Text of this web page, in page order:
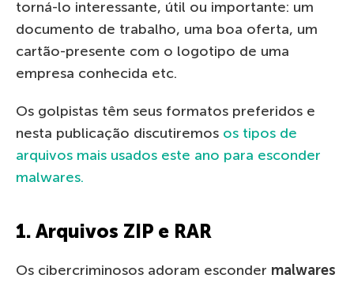
torná-lo interessante, útil ou importante: um
documento de trabalho, uma boa oferta, um
cartão-presente com o logotipo de uma
empresa conhecida etc.
Os golpistas têm seus formatos preferidos e
nesta publicação discutiremos os tipos de
arquivos mais usados ​​este ano para esconder
malwares.
1. Arquivos ZIP e RAR
Os cibercriminosos adoram esconder malwares